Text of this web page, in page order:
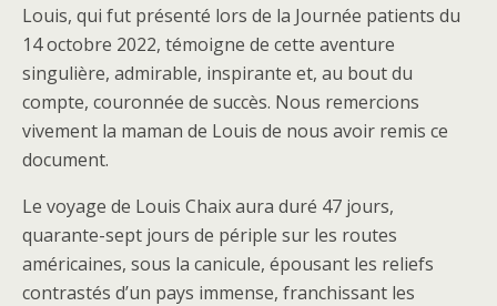
Louis, qui fut présenté lors de la Journée patients du
14 octobre 2022, témoigne de cette aventure
singulière, admirable, inspirante et, au bout du
compte, couronnée de succès. Nous remercions
vivement la maman de Louis de nous avoir remis ce
document.
Le voyage de Louis Chaix aura duré 47 jours,
quarante-sept jours de périple sur les routes
américaines, sous la canicule, épousant les reliefs
contrastés d’un pays immense, franchissant les